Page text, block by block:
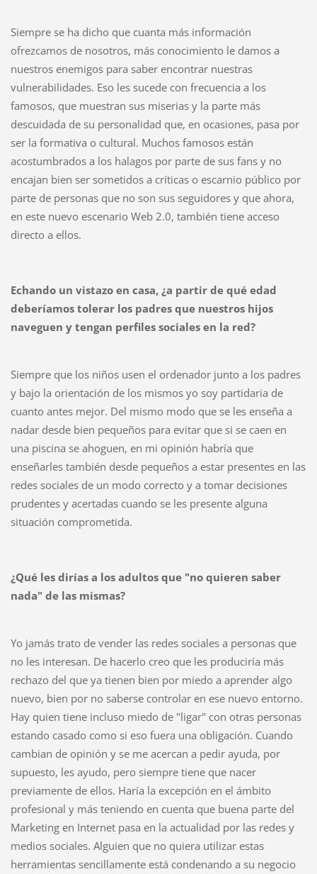
Siempre se ha dicho que cuanta más información
ofrezcamos de nosotros, más conocimiento le damos a
nuestros enemigos para saber encontrar nuestras
vulnerabilidades. Eso les sucede con frecuencia a los
famosos, que muestran sus miserias y la parte más
descuidada de su personalidad que, en ocasiones, pasa por
ser la formativa o cultural. Muchos famosos están
acostumbrados a los halagos por parte de sus fans y no
encajan bien ser sometidos a críticas o escarnio público por
parte de personas que no son sus seguidores y que ahora,
en este nuevo escenario Web 2.0, también tiene acceso
directo a ellos.
Echando un vistazo en casa, ¿a partir de qué edad
deberíamos tolerar los padres que nuestros hijos
naveguen y tengan perfiles sociales en la red?
Siempre que los niños usen el ordenador junto a los padres
y bajo la orientación de los mismos yo soy partidaria de
cuanto antes mejor. Del mismo modo que se les enseña a
nadar desde bien pequeños para evitar que si se caen en
una piscina se ahoguen, en mi opinión habría que
enseñarles también desde pequeños a estar presentes en las
redes sociales de un modo correcto y a tomar decisiones
prudentes y acertadas cuando se les presente alguna
situación comprometida.
¿Qué les dirías a los adultos que "no quieren saber
nada" de las mismas?
Yo jamás trato de vender las redes sociales a personas que
no les interesan. De hacerlo creo que les produciría más
rechazo del que ya tienen bien por miedo a aprender algo
nuevo, bien por no saberse controlar en ese nuevo entorno.
Hay quien tiene incluso miedo de "ligar" con otras personas
estando casado como si eso fuera una obligación. Cuando
cambian de opinión y se me acercan a pedir ayuda, por
supuesto, les ayudo, pero siempre tiene que nacer
previamente de ellos. Haría la excepción en el ámbito
profesional y más teniendo en cuenta que buena parte del
Marketing en Internet pasa en la actualidad por las redes y
medios sociales. Alguien que no quiera utilizar estas
herramientas sencillamente está condenando a su negocio